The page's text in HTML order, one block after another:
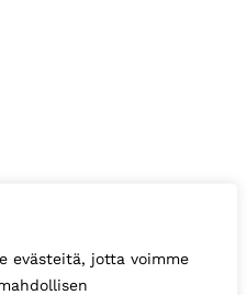
evästeitä, jotta voimme